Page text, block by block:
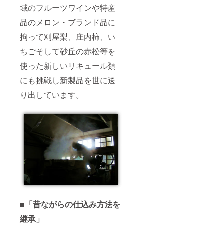
域のフルーツワインや特産
品のメロン・ブランド品に
拘って刈屋梨、庄内柿、い
ちごそして砂丘の赤松等を
使った新しいリキュール類
にも挑戦し新製品を世に送
り出しています。
■「昔ながらの仕込み方法を
継承」